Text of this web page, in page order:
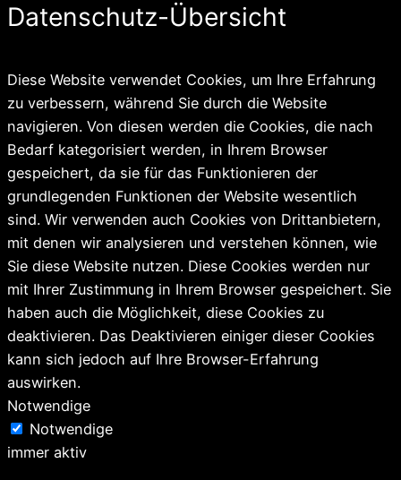
Datenschutz-Übersicht
Diese Website verwendet Cookies, um Ihre Erfahrung
zu verbessern, während Sie durch die Website
navigieren. Von diesen werden die Cookies, die nach
Bedarf kategorisiert werden, in Ihrem Browser
gespeichert, da sie für das Funktionieren der
grundlegenden Funktionen der Website wesentlich
sind. Wir verwenden auch Cookies von Drittanbietern,
mit denen wir analysieren und verstehen können, wie
Sie diese Website nutzen. Diese Cookies werden nur
mit Ihrer Zustimmung in Ihrem Browser gespeichert. Sie
haben auch die Möglichkeit, diese Cookies zu
deaktivieren. Das Deaktivieren einiger dieser Cookies
kann sich jedoch auf Ihre Browser-Erfahrung
auswirken.
Notwendige
Notwendige
immer aktiv